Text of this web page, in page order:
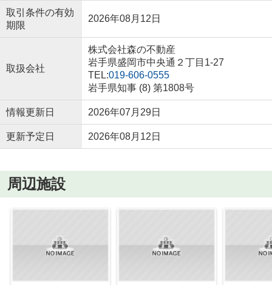
取引条件の有効
期限
2026年08月12日
取扱会社
株式会社森の不動産
岩手県盛岡市中央通２丁目1-27
TEL:019-606-0555
岩手県知事 (8) 第1808号
情報更新日 2026年07月29日
更新予定日 2026年08月12日
周辺施設